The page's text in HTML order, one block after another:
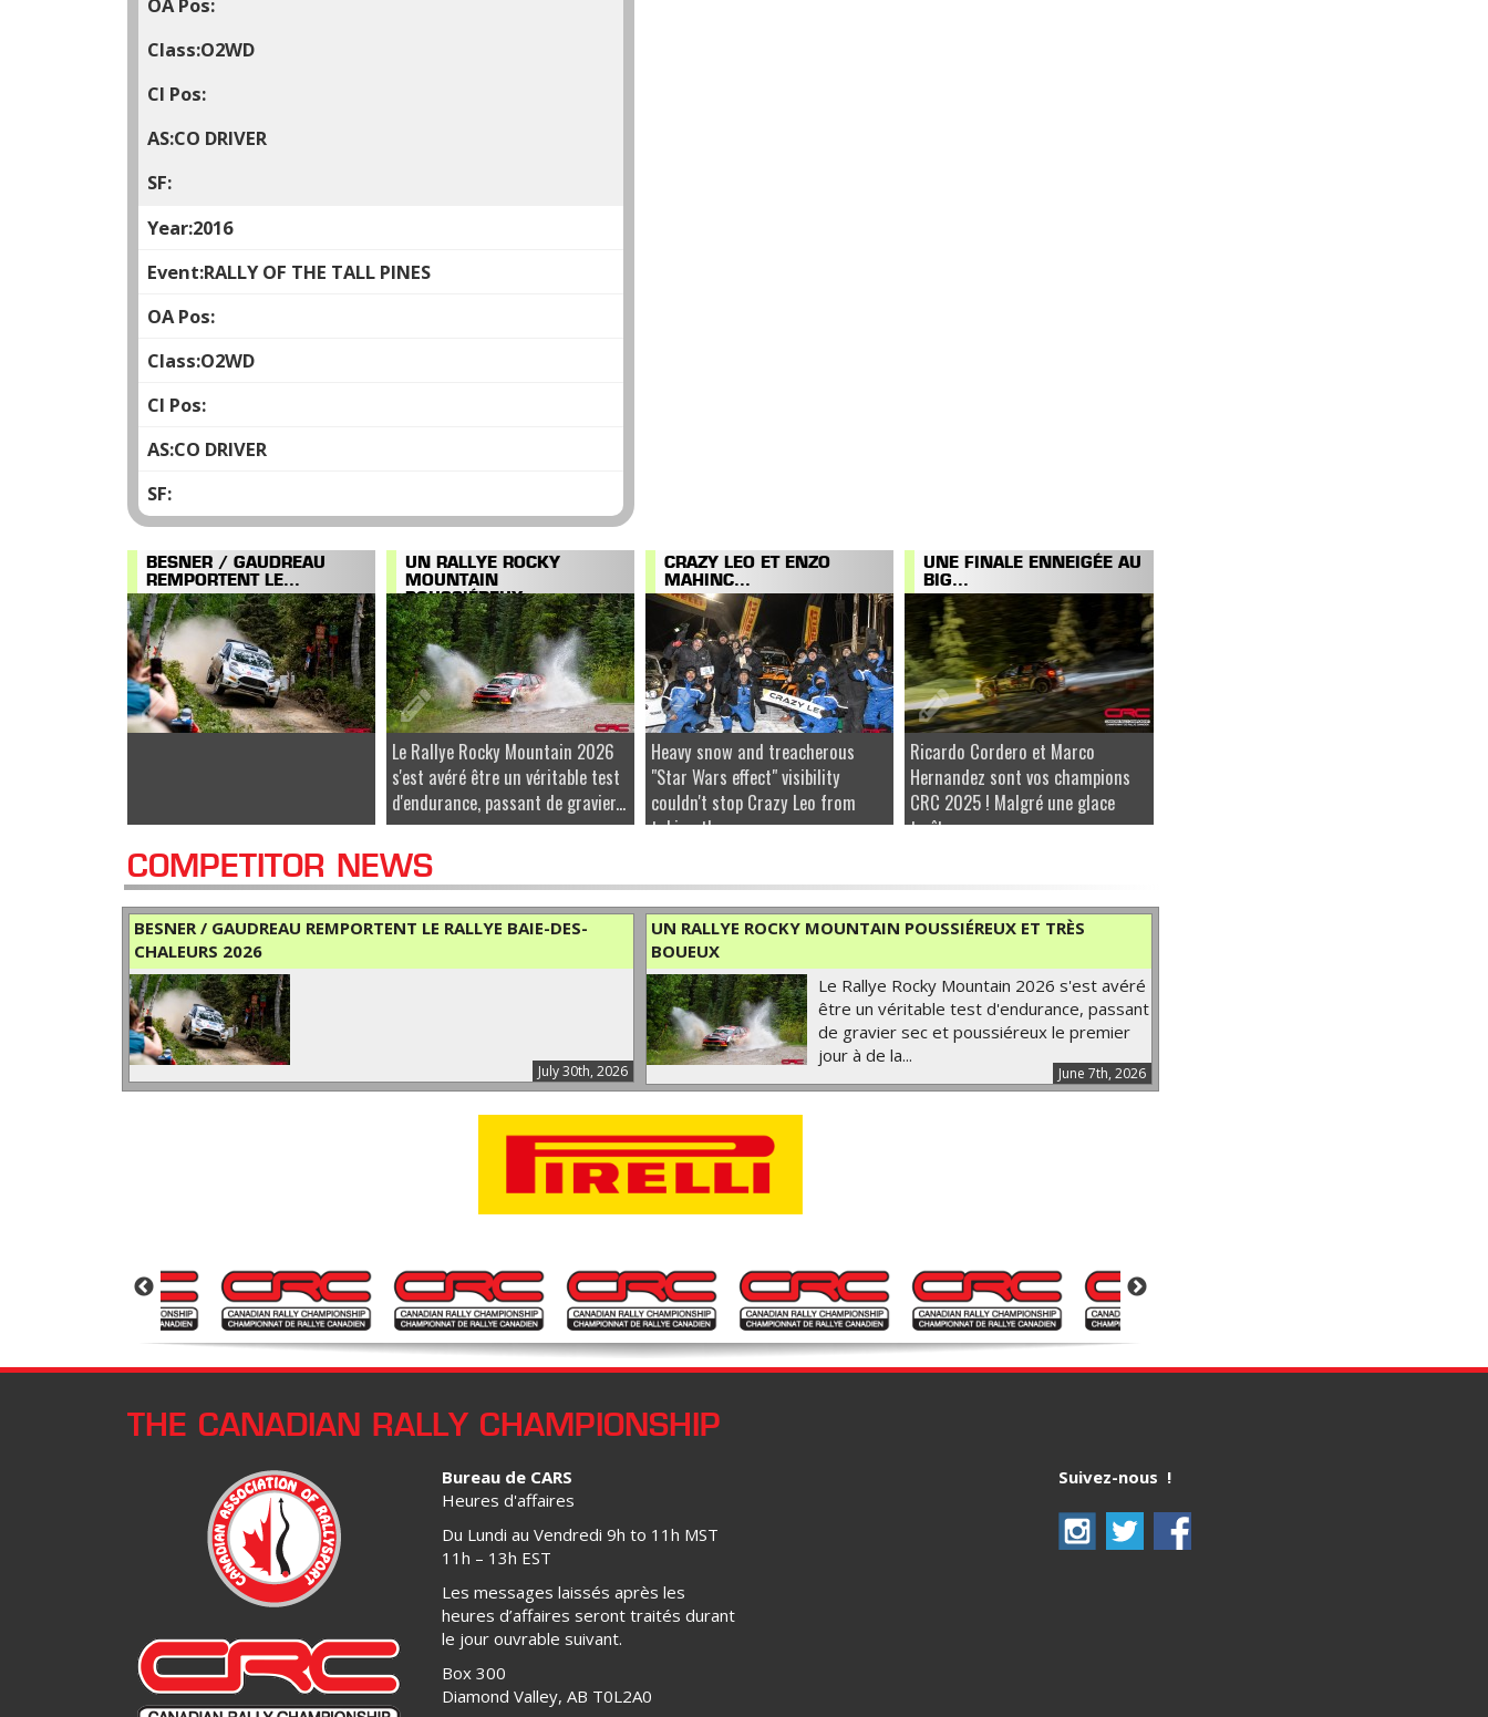
O2WD
CO DRIVER
2016
RALLY OF THE TALL PINES
O2WD
CO DRIVER
BESNER / GAUDREAU
REMPORTENT LE...
UN RALLYE ROCKY
MOUNTAIN
POUSSIÉREUX...
Le Rallye Rocky Mountain 2026
s'est avéré être un véritable test
d'endurance, passant de gravier...
CRAZY LEO ET ENZO
MAHINC...
Heavy snow and treacherous
"Star Wars effect" visibility
couldn't stop Crazy Leo from
taking the...
UNE FINALE ENNEIGÉE AU
BIG...
Ricardo Cordero et Marco
Hernandez sont vos champions
CRC 2025 ! Malgré une glace
traîtresse...
COMPETITOR NEWS
BESNER / GAUDREAU REMPORTENT LE RALLYE BAIE-DES-
CHALEURS 2026
July 30th, 2026
UN RALLYE ROCKY MOUNTAIN POUSSIÉREUX ET TRÈS
BOUEUX
June 7th, 2026
Le Rallye Rocky Mountain 2026 s'est avéré
être un véritable test d'endurance, passant
de gravier sec et poussiéreux le premier
jour à de la...
THE CANADIAN RALLY CHAMPIONSHIP
Bureau de CARS
Heures d'affaires
Du Lundi au Vendredi 9h to 11h MST
11h – 13h EST
Les messages laissés après les
heures d’affaires seront traités durant
le jour ouvrable suivant.
Box 300
Diamond Valley, AB T0L2A0
Suivez-nous !